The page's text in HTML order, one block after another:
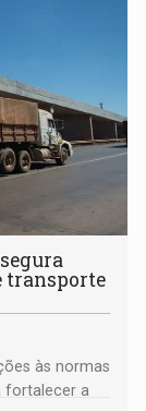
transporte
às normas
fortalecer a